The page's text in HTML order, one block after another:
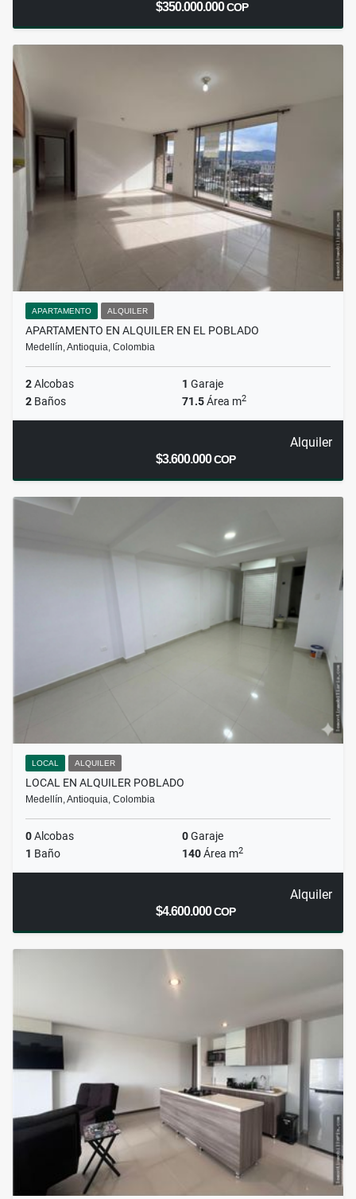
$350.000.000COP
APARTAMENTO ALQUILER
APARTAMENTO EN ALQUILER EN EL POBLADO
Medellín, Antioquia, Colombia
2Alcobas 1 Garaje
2 Baños 71.5Área m2
Alquiler
$3.600.000COP
LOCAL ALQUILER
LOCAL EN ALQUILER POBLADO
Medellín, Antioquia, Colombia
0Alcobas 0Garaje
1 Baño 140Área m2
Alquiler
$4.600.000COP